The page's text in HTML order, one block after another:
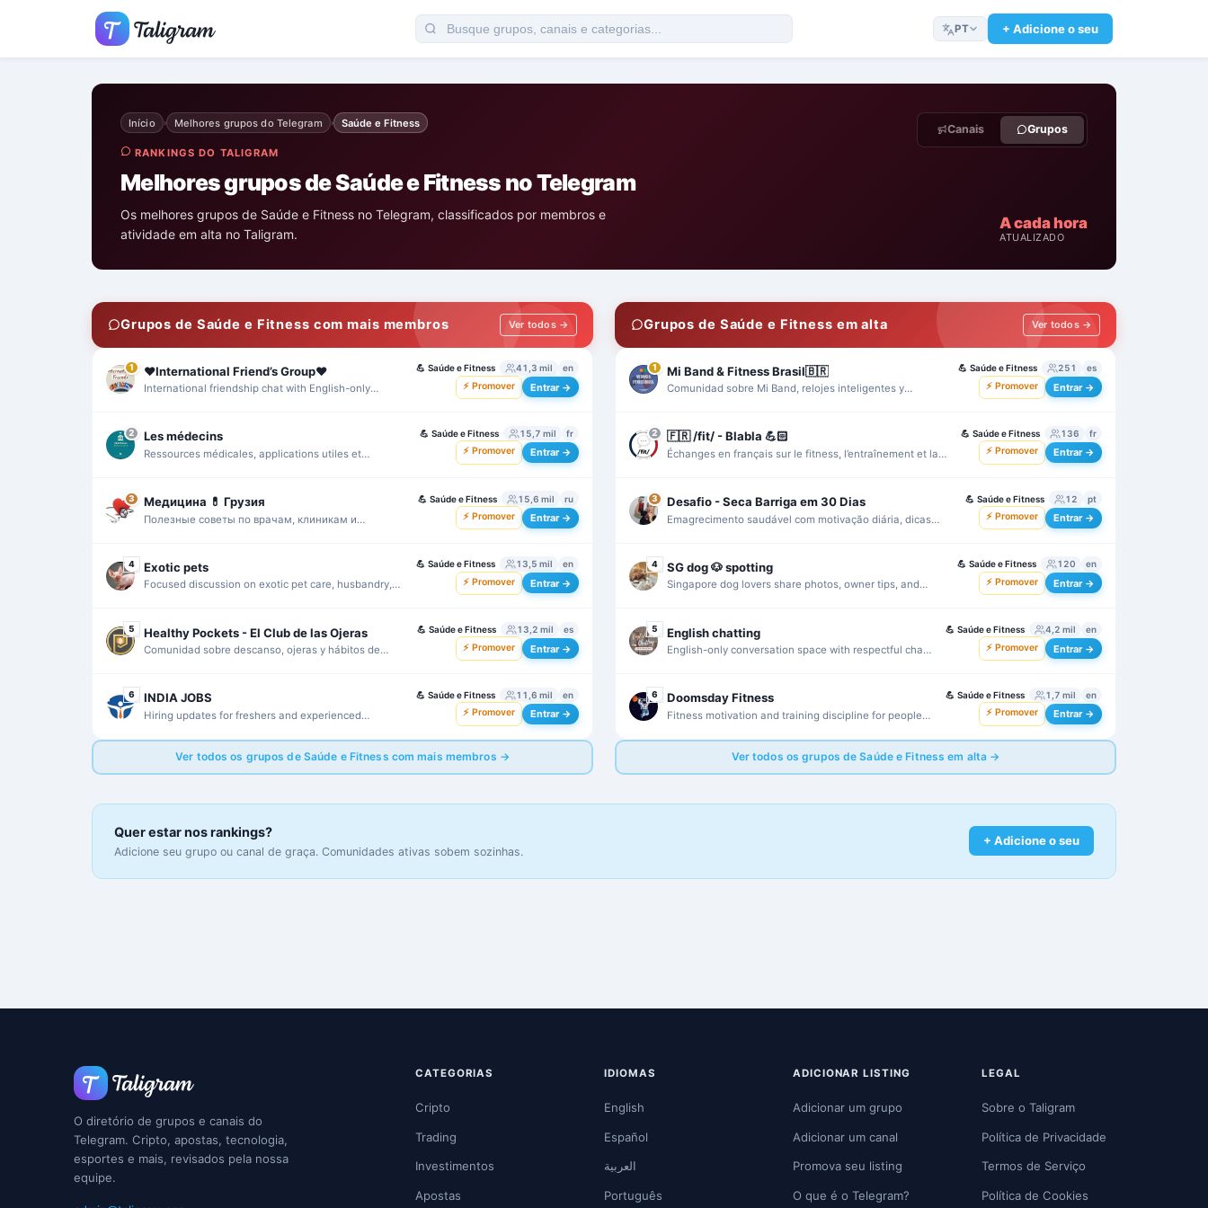
PT + Adicione o seu
Início › Melhores grupos do Telegram › Saúde e Fitness
RANKINGS DO TALIGRAM
Melhores grupos de Saúde e Fitness no Telegram
Os melhores grupos de Saúde e Fitness no Telegram, classificados por membros e
atividade em alta no Taligram.
Canais Grupos
A cada hora
ATUALIZADO
Grupos de Saúde e Fitness com mais membros Ver todos →
1 ❤️International Friend’s Group❤️
International friendship chat with English-only
💪 Saúde e Fitness 41,3 mil en
⚡ Promover Entrar →
2 Les médecins
Ressources médicales, applications utiles et
💪 Saúde e Fitness 15,7 mil fr
⚡ Promover Entrar →
3 Медицина 💊 Грузия
Полезные советы по врачам, клиникам и
💪 Saúde e Fitness 15,6 mil ru
⚡ Promover Entrar →
4 Exotic pets
Focused discussion on exotic pet care, husbandry,
💪 Saúde e Fitness 13,5 mil en
⚡ Promover Entrar →
5 Healthy Pockets - El Club de las Ojeras
Comunidad sobre descanso, ojeras y hábitos de
💪 Saúde e Fitness 13,2 mil es
⚡ Promover Entrar →
6 INDIA JOBS
Hiring updates for freshers and experienced
drives.
💪 Saúde e Fitness 11,6 mil en
⚡ Promover Entrar →
Ver todos os grupos de Saúde e Fitness com mais membros →
Grupos de Saúde e Fitness em alta Ver todos →
1 Mi Band & Fitness Brasil🇧🇷
Comunidad sobre Mi Band, relojes inteligentes y
💪 Saúde e Fitness 251 es
⚡ Promover Entrar →
2 🇫🇷 /fit/ - Blabla 💪🏻
Échanges en français sur le fitness, l’entraînement et la
💪 Saúde e Fitness 136 fr
⚡ Promover Entrar →
3 Desafio - Seca Barriga em 30 Dias
Emagrecimento saudável com motivação diária, dicas
💪 Saúde e Fitness 12 pt
⚡ Promover Entrar →
4 SG dog 🐶 spotting
Singapore dog lovers share photos, owner tips, and
💪 Saúde e Fitness 120 en
⚡ Promover Entrar →
5 English chatting
English-only conversation space with respectful chat
💪 Saúde e Fitness 4,2 mil en
⚡ Promover Entrar →
6 Doomsday Fitness
Fitness motivation and training discipline for people
💪 Saúde e Fitness 1,7 mil en
⚡ Promover Entrar →
Ver todos os grupos de Saúde e Fitness em alta →
Quer estar nos rankings?
Adicione seu grupo ou canal de graça. Comunidades ativas sobem sozinhas.
+ Adicione o seu
O diretório de grupos e canais do
Telegram. Cripto, apostas, tecnologia,
esportes e mais, revisados pela nossa
equipe.
CATEGORIAS
Cripto
Trading
Investimentos
Apostas
IDIOMAS
English
Español
العربية
Português
ADICIONAR LISTING
Adicionar um grupo
Adicionar um canal
Promova seu listing
O que é o Telegram?
LEGAL
Sobre o Taligram
Política de Privacidade
Termos de Serviço
Política de Cookies